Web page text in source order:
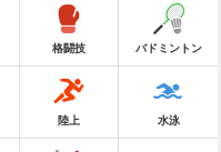
格闘技 バドミントン
陸上 水泳